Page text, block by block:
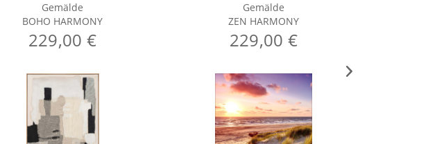
Gemälde
BOHO HARMONY
229,00 €
Gemälde
ZEN HARMONY
229,00 €